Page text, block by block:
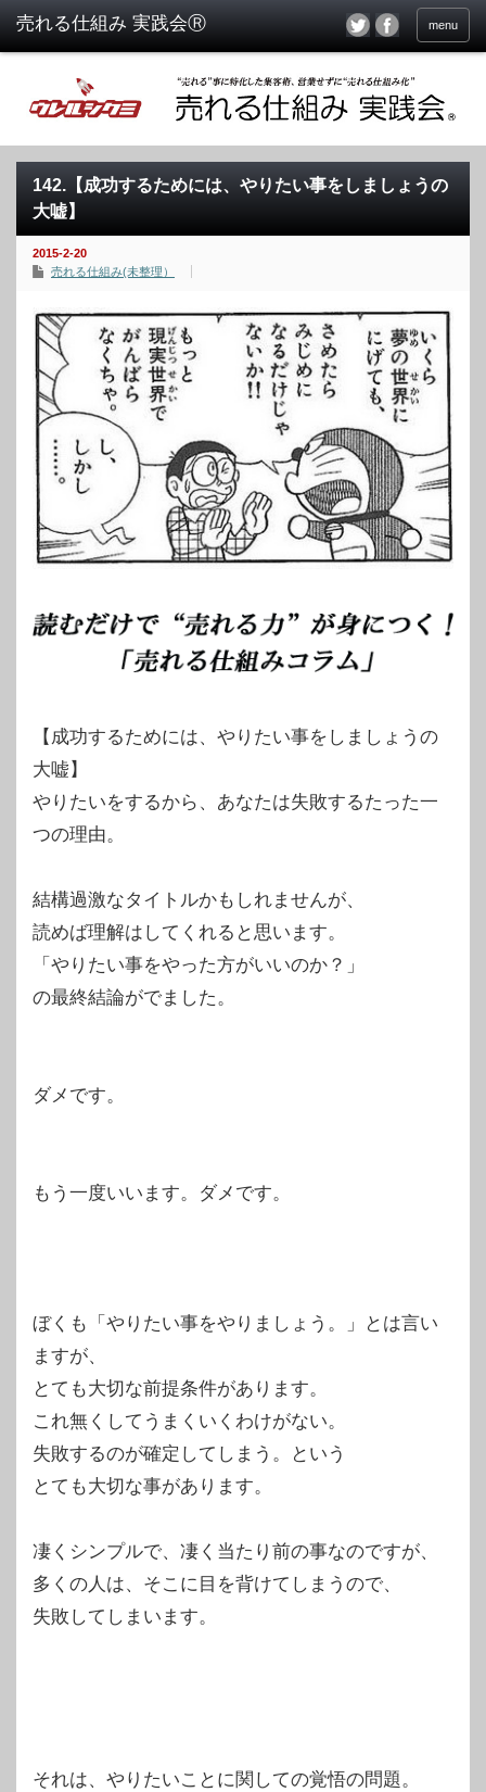
menu
142.【成功するためには、やりたい事をしましょうの
大嘘】
2015-2-20
売れる仕組み(未整理）
【成功するためには、やりたい事をしましょうの
大嘘】
やりたいをするから、あなたは失敗するたった一
つの理由。
結構過激なタイトルかもしれませんが、
読めば理解はしてくれると思います。
「やりたい事をやった方がいいのか？」
の最終結論がでました。
ダメです。
もう一度いいます。ダメです。
ぼくも「やりたい事をやりましょう。」とは言い
ますが、
とても大切な前提条件があります。
これ無くしてうまくいくわけがない。
失敗するのが確定してしまう。という
とても大切な事があります。
凄くシンプルで、凄く当たり前の事なのですが、
多くの人は、そこに目を背けてしまうので、
失敗してしまいます。
それは、やりたいことに関しての覚悟の問題。